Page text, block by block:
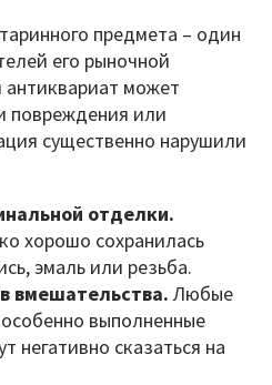
предмета – один
его рыночной
может
повреждения или
существенно нарушили
отделки.
хорошо сохранилась
эмаль или резьба.
вмешательства. Любые
выполненные
негативно сказаться на